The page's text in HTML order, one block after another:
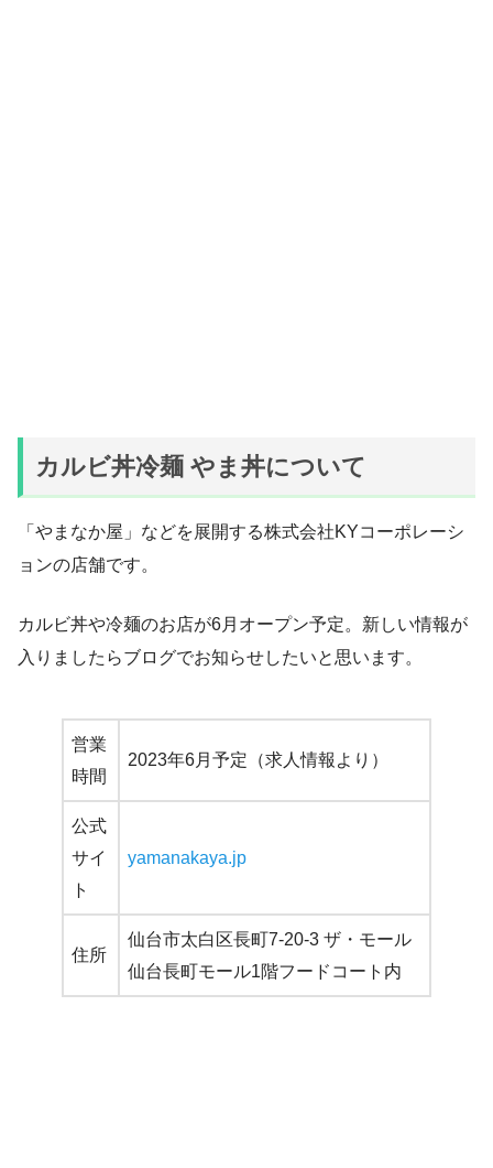
カルビ丼冷麺 やま丼について
「やまなか屋」などを展開する株式会社KYコーポレーシ
ョンの店舗です。
カルビ丼や冷麺のお店が6月オープン予定。新しい情報が
入りましたらブログでお知らせしたいと思います。
営業
時間
2023年6月予定（求人情報より）
公式
サイ
ト
yamanakaya.jp
住所
仙台市太白区長町7-20-3 ザ・モール
仙台長町モール1階フードコート内